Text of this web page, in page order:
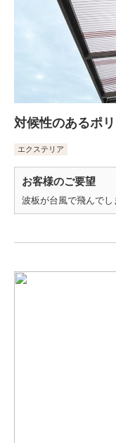
対候性のあるポ
エクステリア
お客様のご要望
波板が台風で飛んでし